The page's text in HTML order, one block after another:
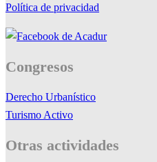
Política de privacidad
Congresos
Derecho Urbanístico
Turismo Activo
Otras actividades